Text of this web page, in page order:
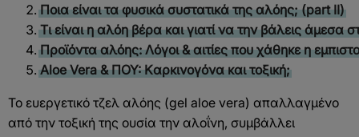
Ποια είναι τα φυσικά συστατικά της αλόης; (part II)
Τι είναι η αλόη βέρα και γιατί να την βάλεις άμεσα
Προϊόντα αλόης: Λόγοι & αιτίες που χάθηκε η
Aloe Vera & ΠΟΥ: Kαρκινογόνα και τοξική;
Το ευεργετικό τζελ αλόης (gel aloe vera) απαλλαγμένο
από την τοξική της ουσία την αλοΐνη, συμβάλλει